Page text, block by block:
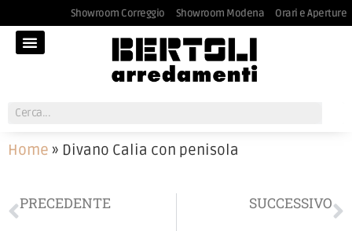
Showroom Correggio Showroom Modena Orari e Aperture
Home » Divano Calia con penisola
PRECEDENTE SUCCESSIVO